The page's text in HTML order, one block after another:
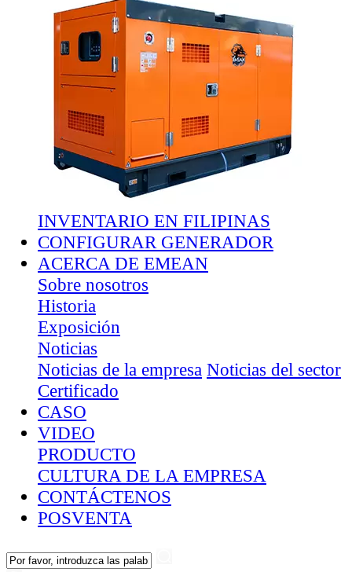
INVENTARIO EN FILIPINAS
CONFIGURAR GENERADOR
ACERCA DE EMEAN
Sobre nosotros
Historia
Exposición
Noticias
Noticias de la empresa Noticias del sector
Certificado
CASO
VIDEO
PRODUCTO
CULTURA DE LA EMPRESA
CONTÁCTENOS
POSVENTA